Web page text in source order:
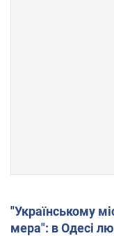
"Українському
мера": в Одесі